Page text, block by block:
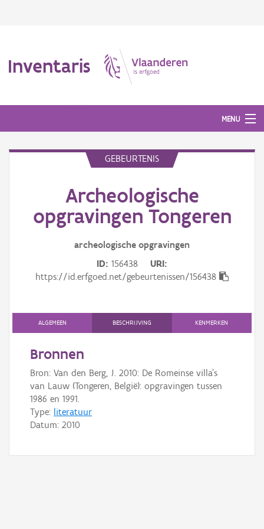
Inventaris
MENU
Aanduidingsobject
Waarneming
Gebeurtenis
Downloads
Hergebruik
Aanmelden
GEBEURTENIS
Archeologische
opgravingen Tongeren
archeologische opgravingen
ID 156438
URI
https://id.erfgoed.net/gebeurtenissen/156438
ALGEMEEN BESCHRIJVING KENMERKEN
Bronnen
Bron: Van den Berg, J. 2010: De Romeinse villa's
van Lauw (Tongeren, België): opgravingen tussen
1986 en 1991.
Type: literatuur
Datum: 2010